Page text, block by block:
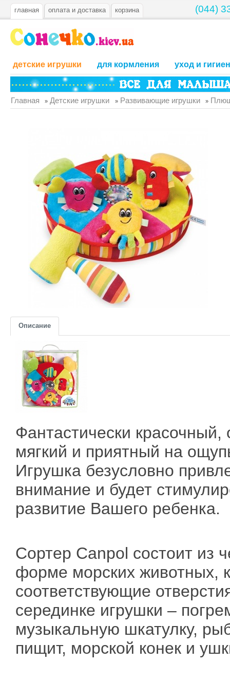
(044)
главная оплата и доставка корзина
детские игрушки для кормления уход и
Главная » Детские игрушки » Развивающие игрушки »
Описание
Фантастически красочный,
мягкий и приятный на
Игрушка безусловно
внимание и будет
развитие Вашего ребенка.
Сортер Canpol состоит из
форме морских животных,
соответствующие
серединке игрушки –
музыкальную шкатулку,
пищит, морской конек и